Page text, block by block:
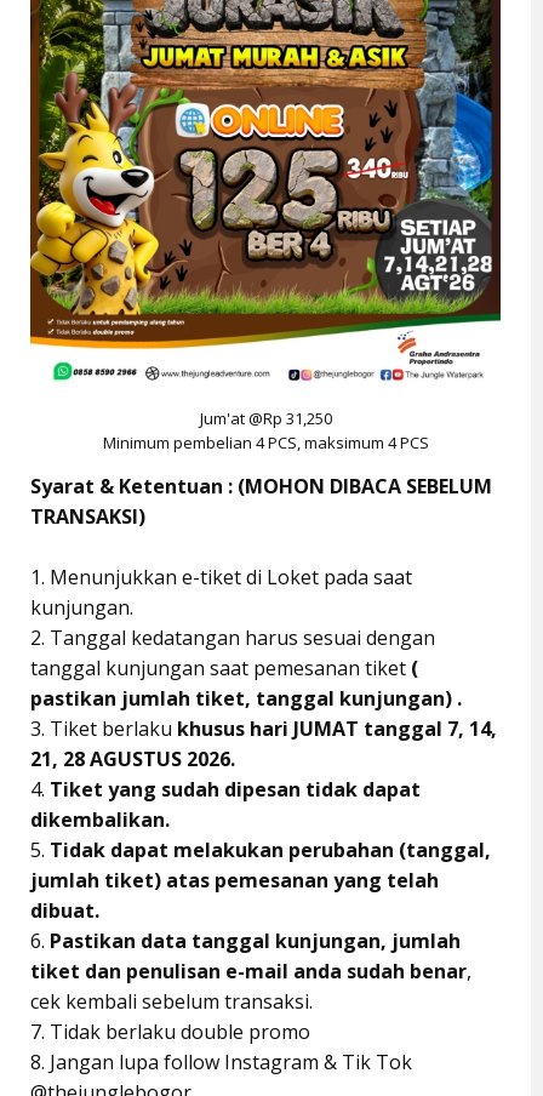
Jum'at @Rp 31,250
Minimum pembelian 4 PCS, maksimum 4 PCS
Syarat & Ketentuan : (MOHON DIBACA SEBELUM
TRANSAKSI)
1. Menunjukkan e-tiket di Loket pada saat
kunjungan.
2. Tanggal kedatangan harus sesuai dengan
tanggal kunjungan saat pemesanan tiket (
pastikan jumlah tiket, tanggal kunjungan) .
3. Tiket berlaku khusus hari JUMAT tanggal 7, 14,
21, 28 AGUSTUS 2026.
4. Tiket yang sudah dipesan tidak dapat
dikembalikan.
5. Tidak dapat melakukan perubahan (tanggal,
jumlah tiket) atas pemesanan yang telah
dibuat.
6. Pastikan data tanggal kunjungan, jumlah
tiket dan penulisan e-mail anda sudah benar,
cek kembali sebelum transaksi.
7. Tidak berlaku double promo
8. Jangan lupa follow Instagram & Tik Tok